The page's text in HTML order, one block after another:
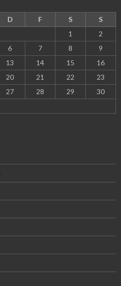
D F S
S
1
2
6 7 8
9
13 14 15
16
20 21 22
23
27 28 29
30